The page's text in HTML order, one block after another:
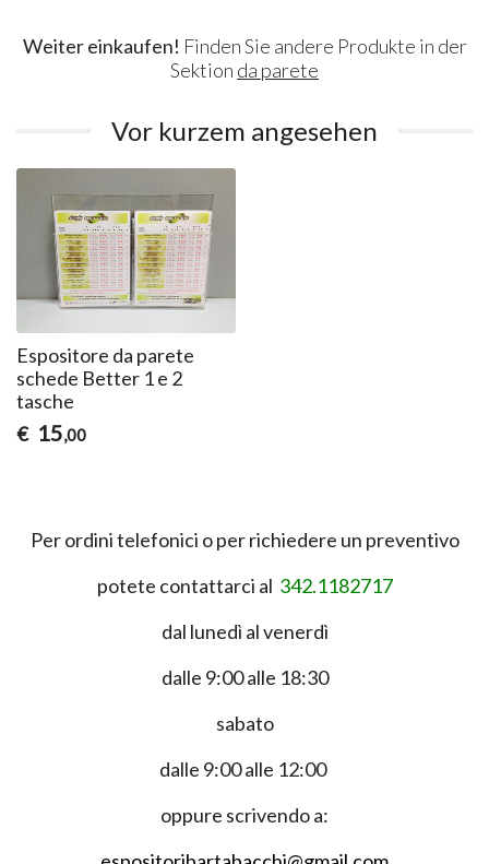
Weiter einkaufen! Finden Sie andere Produkte in der
Sektion da parete
Vor kurzem angesehen
Espositore da parete
schede Better 1 e 2
tasche
€ 15,00
Per ordini telefonici o per richiedere un preventivo
potete contattarci al 342.1182717
dal lunedì al venerdì
dalle 9:00 alle 18:30
sabato
dalle 9:00 alle 12:00
oppure scrivendo a: